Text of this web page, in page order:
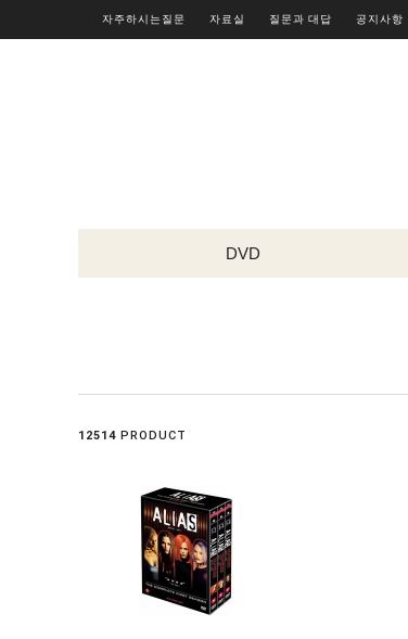
자주하시는질문 자료실 질문과 대답 공지사항
DVD
12514 PRODUCT